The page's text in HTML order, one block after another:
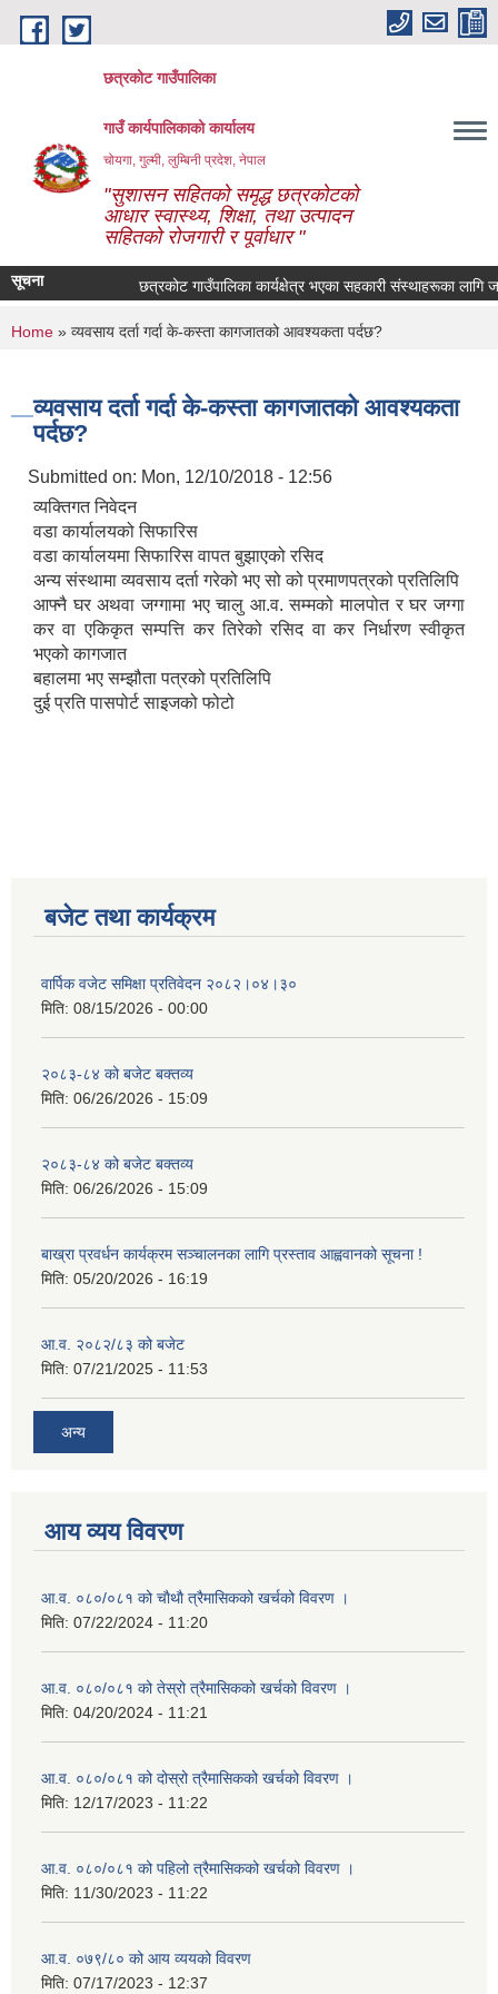
Skip to main content
छत्रकोट गाउँपालिका
गाउँ कार्यपालिकाको कार्यालय
चोयगा, गुल्मी, लुम्बिनी प्रदेश, नेपाल
"सुशासन सहितको समृद्ध छत्रकोटको
आधार स्वास्थ्य, शिक्षा, तथा उत्पादन
सहितको रोजगारी र पूर्वाधार "
सूचना छत्रकोट गाउँपालिका कार्यक्षेत्र भएका सहकारी संस्थाहरूका लागि
You are here
Home » व्यवसाय दर्ता गर्दा के-कस्ता कागजातको आवश्यकता पर्दछ?
व्यवसाय दर्ता गर्दा के-कस्ता कागजातको आवश्यकता
पर्दछ?
Submitted on: Mon, 12/10/2018 - 12:56
व्यक्तिगत निवेदन
वडा कार्यालयको सिफारिस
वडा कार्यालयमा सिफारिस वापत बुझाएको रसिद
अन्य संस्थामा व्यवसाय दर्ता गरेको भए सो को प्रमाणपत्रको प्रतिलिपि
आफ्नै घर अथवा जग्गामा भए चालु आ.व. सम्मको मालपोत र घर जग्गा
कर वा एकिकृत सम्पत्ति कर तिरेको रसिद वा कर निर्धारण स्वीकृत
भएको कागजात
बहालमा भए सम्झौता पत्रको प्रतिलिपि
दुई प्रति पासपोर्ट साइजको फोटो
बजेट तथा कार्यक्रम
वार्पिक वजेट समिक्षा प्रतिवेदन २०८२।०४।३०
मिति: 08/15/2026 - 00:00
२०८३-८४ को बजेट बक्तव्य
मिति: 06/26/2026 - 15:09
२०८३-८४ को बजेट बक्तव्य
मिति: 06/26/2026 - 15:09
बाख्रा प्रवर्धन कार्यक्रम सञ्चालनका लागि प्रस्ताव आह्ववानको सूचना !
मिति: 05/20/2026 - 16:19
आ.व. २०८२/८३ को बजेट
मिति: 07/21/2025 - 11:53
अन्य
आय व्यय विवरण
आ.व. ०८०/०८१ को चाैथाै त्रैमासिकको खर्चको विवरण ।
मिति: 07/22/2024 - 11:20
आ.व. ०८०/०८१ को तेस्रो त्रैमासिकको खर्चको विवरण ।
मिति: 04/20/2024 - 11:21
आ.व. ०८०/०८१ को दोस्रो त्रैमासिकको खर्चको विवरण ।
मिति: 12/17/2023 - 11:22
आ.व. ०८०/०८१ को पहिलो त्रैमासिकको खर्चको विवरण ।
मिति: 11/30/2023 - 11:22
आ.व. ०७९/८० को आय व्ययको विवरण
मिति: 07/17/2023 - 12:37